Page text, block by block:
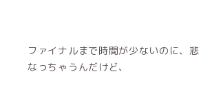
ファイナルまで時間が少ないのに、
なっちゃうんだけど、